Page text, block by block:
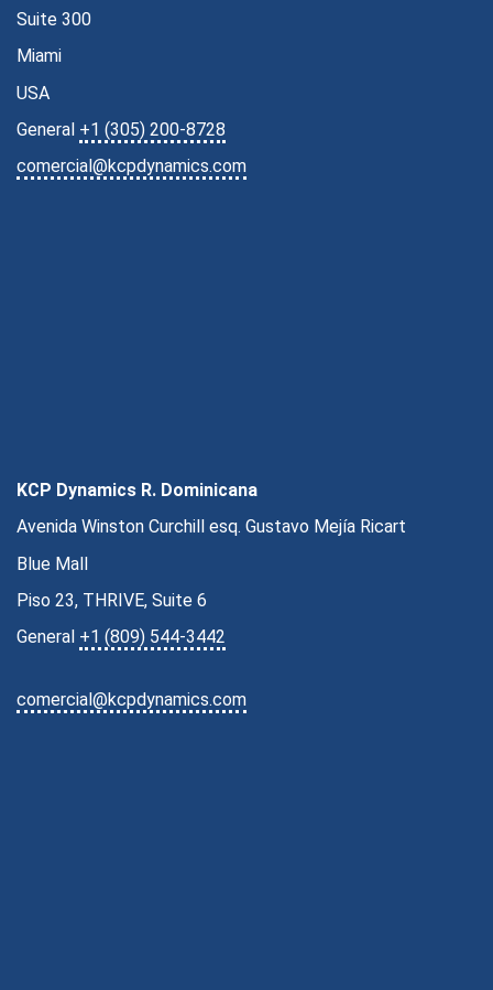
Suite 300
Miami
USA
General +1 (305) 200-8728
comercial@kcpdynamics.com
KCP Dynamics R. Dominicana
Avenida Winston Curchill esq. Gustavo Mejía Ricart
Blue Mall
Piso 23, THRIVE, Suite 6
General +1 (809) 544-3442
comercial@kcpdynamics.com